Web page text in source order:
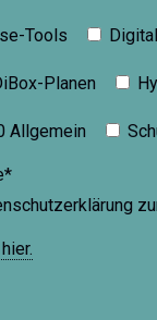
Tools
Planen
Allgemein